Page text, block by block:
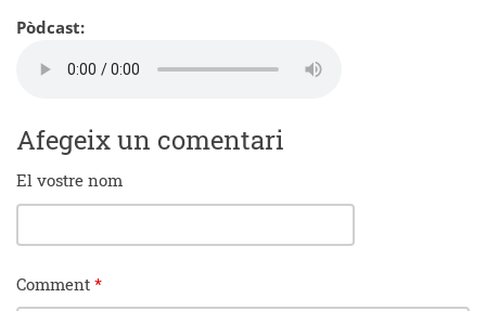
Pòdcast:
Afegeix un comentari
El vostre nom
Comment *